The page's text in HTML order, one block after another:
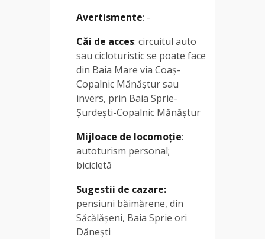
Avertismente: -
Căi de acces: circuitul auto
sau cicloturistic se poate face
din Baia Mare via Coaș-
Copalnic Mănăștur sau
invers, prin Baia Sprie-
Șurdești-Copalnic Mănăștur
Mijloace de locomoție:
autoturism personal;
bicicletă
Sugestii de cazare:
pensiuni băimărene, din
Săcălășeni, Baia Sprie ori
Dănești